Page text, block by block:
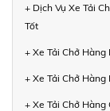
+ Dịch Vụ Xe Tải
Tốt
+ Xe Tải Chở
+ Xe Tải Chở
+ Xe Tải Chở